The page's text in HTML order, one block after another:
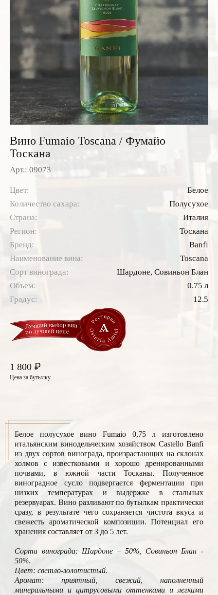
Итальянские вина
Французские вина
Испанские вина
Граппа
Водка
Вино Fumaio Toscana / Фумайо
Тоскана
Арт.: 09073
Цвет:
Белое
Количество сахара:
Полусухое
Страна:
Италия
Регион:
Тоскана
Бренд:
Banfi
Наименование вина:
Toscana
Сорт винограда:
Шардоне, Совиньон Блан
Объем:
0.75 л
Градус:
12.5
1 800 ₽
Цена за бутылку
Белое полусухое вино Fumaio 0,75 л изготовлено
итальянским винодельческим хозяйством Castello Banfi
из двух сортов винограда, произрастающих на склонах
холмов с известковыми и хорошо дренированными
почвами, в южной части Тосканы. Полученное
виноградное сусло подвергается ферментации при
низких температурах и выдержке в стальных
резервуарах. Вино разливают по бутылкам практически
сразу, в результате чего сохраняется чистота вкуса и
свежесть ароматической композиции. Потенциал его
хранения составляет от 3 до 5 лет.
Сорта винограда: Шардоне – 50%, Совиньон Блан -
50%.
Цвет: светло-золотистый.
Аромат: приятный, свежий, наполненный
минеральными и цитрусовыми оттенками и легкими